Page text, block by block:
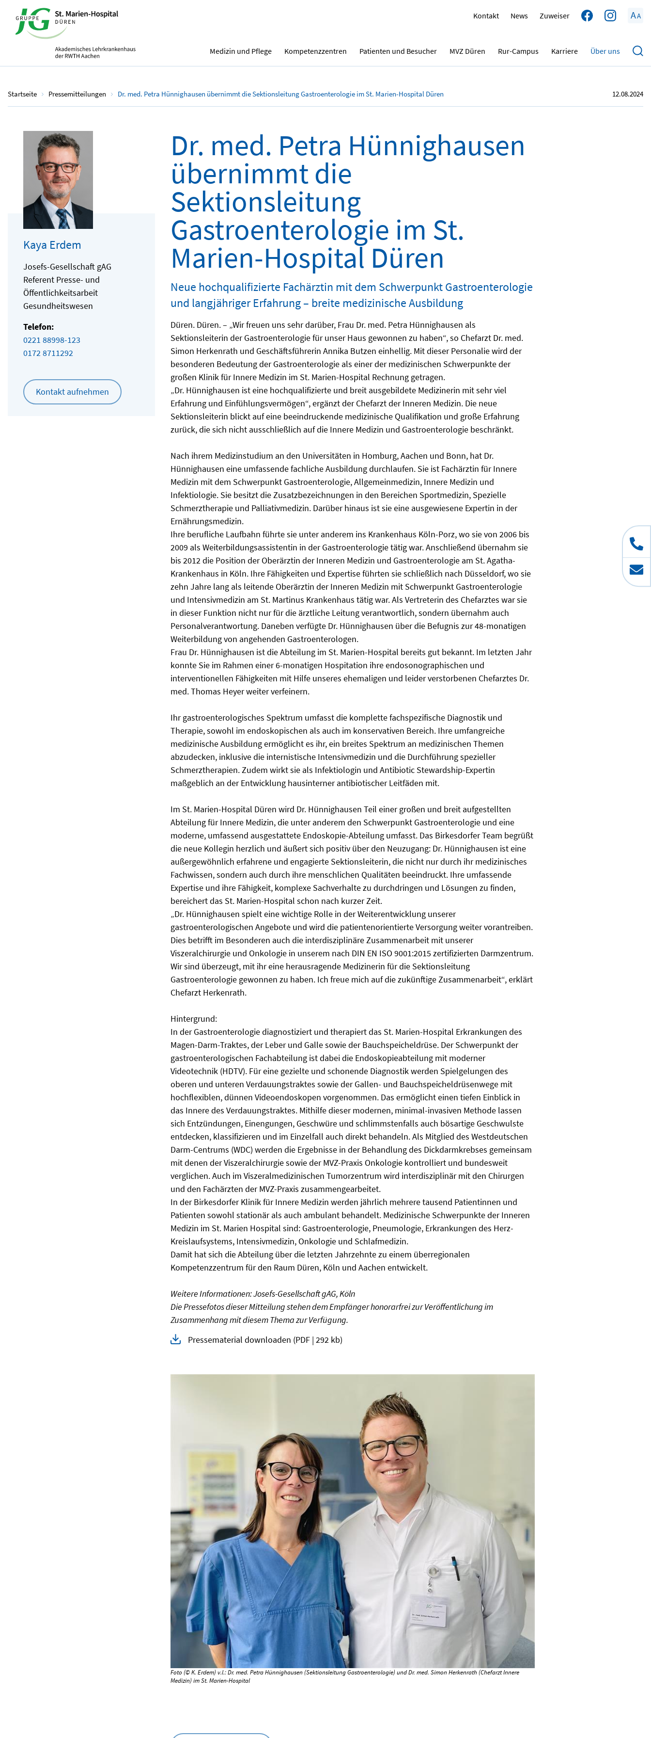
Kontakt News Zuweiser AA
Medizin und Pflege Kompetenzzentren Patienten und Besucher MVZ Düren Rur-Campus Karriere Über uns
Startseite Pressemitteilungen Dr. med. Petra Hünnighausen übernimmt die Sektionsleitung Gastroenterologie im St. Marien-Hospital Düren 12.08.2024
Kaya Erdem
Josefs-Gesellschaft gAG
Referent Presse- und
Öffentlichkeitsarbeit
Gesundheitswesen
Telefon:
0221 88998-123
0172 8711292
Kontakt aufnehmen
Dr. med. Petra Hünnighausen
übernimmt die
Sektionsleitung
Gastroenterologie im St.
Marien-Hospital Düren
Neue hochqualifizierte Fachärztin mit dem Schwerpunkt Gastroenterologie
und langjähriger Erfahrung – breite medizinische Ausbildung
Düren. Düren. – „Wir freuen uns sehr darüber, Frau Dr. med. Petra Hünnighausen als
Sektionsleiterin der Gastroenterologie für unser Haus gewonnen zu haben“, so Chefarzt Dr. med.
Simon Herkenrath und Geschäftsführerin Annika Butzen einhellig. Mit dieser Personalie wird der
besonderen Bedeutung der Gastroenterologie als einer der medizinischen Schwerpunkte der
großen Klinik für Innere Medizin im St. Marien-Hospital Rechnung getragen.
„Dr. Hünnighausen ist eine hochqualifizierte und breit ausgebildete Medizinerin mit sehr viel
Erfahrung und Einfühlungsvermögen“, ergänzt der Chefarzt der Inneren Medizin. Die neue
Sektionsleiterin blickt auf eine beeindruckende medizinische Qualifikation und große Erfahrung
zurück, die sich nicht ausschließlich auf die Innere Medizin und Gastroenterologie beschränkt.
Nach ihrem Medizinstudium an den Universitäten in Homburg, Aachen und Bonn, hat Dr.
Hünnighausen eine umfassende fachliche Ausbildung durchlaufen. Sie ist Fachärztin für Innere
Medizin mit dem Schwerpunkt Gastroenterologie, Allgemeinmedizin, Innere Medizin und
Infektiologie. Sie besitzt die Zusatzbezeichnungen in den Bereichen Sportmedizin, Spezielle
Schmerztherapie und Palliativmedizin. Darüber hinaus ist sie eine ausgewiesene Expertin in der
Ernährungsmedizin.
Ihre berufliche Laufbahn führte sie unter anderem ins Krankenhaus Köln-Porz, wo sie von 2006 bis
2009 als Weiterbildungsassistentin in der Gastroenterologie tätig war. Anschließend übernahm sie
bis 2012 die Position der Oberärztin der Inneren Medizin und Gastroenterologie am St. Agatha-
Krankenhaus in Köln. Ihre Fähigkeiten und Expertise führten sie schließlich nach Düsseldorf, wo sie
zehn Jahre lang als leitende Oberärztin der Inneren Medizin mit Schwerpunkt Gastroenterologie
und Intensivmedizin am St. Martinus Krankenhaus tätig war. Als Vertreterin des Chefarztes war sie
in dieser Funktion nicht nur für die ärztliche Leitung verantwortlich, sondern übernahm auch
Personalverantwortung. Daneben verfügte Dr. Hünnighausen über die Befugnis zur 48-monatigen
Weiterbildung von angehenden Gastroenterologen.
Frau Dr. Hünnighausen ist die Abteilung im St. Marien-Hospital bereits gut bekannt. Im letzten Jahr
konnte Sie im Rahmen einer 6-monatigen Hospitation ihre endosonographischen und
interventionellen Fähigkeiten mit Hilfe unseres ehemaligen und leider verstorbenen Chefarztes Dr.
med. Thomas Heyer weiter verfeinern.
Ihr gastroenterologisches Spektrum umfasst die komplette fachspezifische Diagnostik und
Therapie, sowohl im endoskopischen als auch im konservativen Bereich. Ihre umfangreiche
medizinische Ausbildung ermöglicht es ihr, ein breites Spektrum an medizinischen Themen
abzudecken, inklusive die internistische Intensivmedizin und die Durchführung spezieller
Schmerztherapien. Zudem wirkt sie als Infektiologin und Antibiotic Stewardship-Expertin
maßgeblich an der Entwicklung hausinterner antibiotischer Leitfäden mit.
Im St. Marien-Hospital Düren wird Dr. Hünnighausen Teil einer großen und breit aufgestellten
Abteilung für Innere Medizin, die unter anderem den Schwerpunkt Gastroenterologie und eine
moderne, umfassend ausgestattete Endoskopie-Abteilung umfasst. Das Birkesdorfer Team begrüßt
die neue Kollegin herzlich und äußert sich positiv über den Neuzugang: Dr. Hünnighausen ist eine
außergewöhnlich erfahrene und engagierte Sektionsleiterin, die nicht nur durch ihr medizinisches
Fachwissen, sondern auch durch ihre menschlichen Qualitäten beeindruckt. Ihre umfassende
Expertise und ihre Fähigkeit, komplexe Sachverhalte zu durchdringen und Lösungen zu finden,
bereichert das St. Marien-Hospital schon nach kurzer Zeit.
„Dr. Hünnighausen spielt eine wichtige Rolle in der Weiterentwicklung unserer
gastroenterologischen Angebote und wird die patientenorientierte Versorgung weiter vorantreiben.
Dies betrifft im Besonderen auch die interdisziplinäre Zusammenarbeit mit unserer
Viszeralchirurgie und Onkologie in unserem nach DIN EN ISO 9001:2015 zertifizierten Darmzentrum.
Wir sind überzeugt, mit ihr eine herausragende Medizinerin für die Sektionsleitung
Gastroenterologie gewonnen zu haben. Ich freue mich auf die zukünftige Zusammenarbeit“, erklärt
Chefarzt Herkenrath.
Hintergrund:
In der Gastroenterologie diagnostiziert und therapiert das St. Marien-Hospital Erkrankungen des
Magen-Darm-Traktes, der Leber und Galle sowie der Bauchspeicheldrüse. Der Schwerpunkt der
gastroenterologischen Fachabteilung ist dabei die Endoskopieabteilung mit moderner
Videotechnik (HDTV). Für eine gezielte und schonende Diagnostik werden Spielgelungen des
oberen und unteren Verdauungstraktes sowie der Gallen- und Bauchspeicheldrüsenwege mit
hochflexiblen, dünnen Videoendoskopen vorgenommen. Das ermöglicht einen tiefen Einblick in
das Innere des Verdauungstraktes. Mithilfe dieser modernen, minimal-invasiven Methode lassen
sich Entzündungen, Einengungen, Geschwüre und schlimmstenfalls auch bösartige Geschwulste
entdecken, klassifizieren und im Einzelfall auch direkt behandeln. Als Mitglied des Westdeutschen
Darm-Centrums (WDC) werden die Ergebnisse in der Behandlung des Dickdarmkrebses gemeinsam
mit denen der Viszeralchirurgie sowie der MVZ-Praxis Onkologie kontrolliert und bundesweit
verglichen. Auch im Viszeralmedizinischen Tumorzentrum wird interdisziplinär mit den Chirurgen
und den Fachärzten der MVZ-Praxis zusammengearbeitet.
In der Birkesdorfer Klinik für Innere Medizin werden jährlich mehrere tausend Patientinnen und
Patienten sowohl stationär als auch ambulant behandelt. Medizinische Schwerpunkte der Inneren
Medizin im St. Marien Hospital sind: Gastroenterologie, Pneumologie, Erkrankungen des Herz-
Kreislaufsystems, Intensivmedizin, Onkologie und Schlafmedizin.
Damit hat sich die Abteilung über die letzten Jahrzehnte zu einem überregionalen
Kompetenzzentrum für den Raum Düren, Köln und Aachen entwickelt.
Weitere Informationen: Josefs-Gesellschaft gAG, Köln
Die Pressefotos dieser Mitteilung stehen dem Empfänger honorarfrei zur Veröffentlichung im
Zusammenhang mit diesem Thema zur Verfügung.
Pressematerial downloaden (PDF | 292 kb)
Foto (© K. Erdem) v.l.: Dr. med. Petra Hünnighausen (Sektionsleitung Gastroenterologie) und Dr. med. Simon Herkenrath (Chefarzt Innere
Medizin) im St. Marien-Hospital